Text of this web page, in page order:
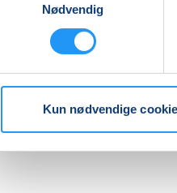
Nødvendig
Kun nødvendige
et lille
Max 4
NB. Hos